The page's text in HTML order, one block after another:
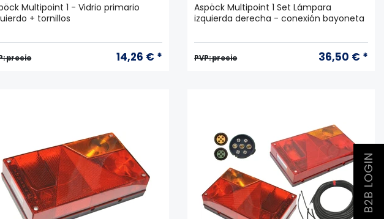
Multipoint 1 - Vidrio primario
+ tornillos
precio 14,26 € *
Aspöck Multipoint 1 Set Lámpara
izquierda derecha - conexión bayoneta
PVP: precio 36,50 € *
B2B LOGIN